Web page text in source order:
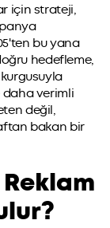
için strateji,
bu yana
hedefleme,
daha verimli
değil,
bakan bir